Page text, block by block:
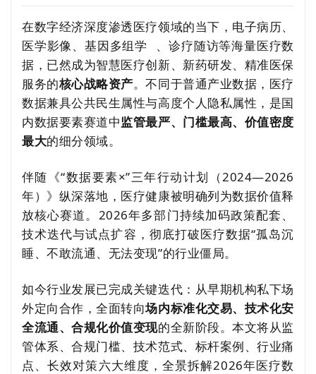
在数字经济深度渗透医疗领域的当下，电子病历、
医学影像、基因多组学
、诊疗随访等海量医疗数
据，已然成为智慧医疗创新、新药研发、精准医保
服务的核心战略资产。不同于普通产业数据，医疗
数据兼具公共民生属性与高度个人隐私属性，是国
内数据要素赛道中监管最严、门槛最高、价值密度
最大的细分领域。
伴随《“数据要素×”三年行动计划（2024—2026
年）》纵深落地，医疗健康被明确列为数据价值释
放核心赛道。2026年多部门持续加码政策配套、
技术迭代与试点扩容，彻底打破医疗数据“孤岛沉
睡、不敢流通、无法变现”的行业僵局。
如今行业发展已完成关键迭代：从早期机构私下场
外定向合作，全面转向场内标准化交易、技术化安
全流通、合规化价值变现的全新阶段。本文将从监
管体系、合规门槛、技术范式、标杆案例、行业痛
点、长效对策六大维度，全景拆解2026年医疗数